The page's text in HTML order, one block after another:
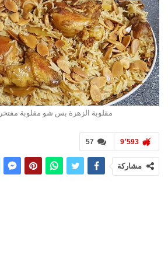
مقلوبة الزهرة بس شو مقلوبة
57 9٬593
مشاركة